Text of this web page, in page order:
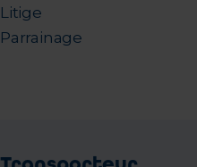
Litige
Parrainage